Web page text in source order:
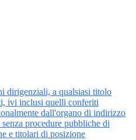
dirigenziali, a qualsiasi titolo
ivi inclusi quelli conferiti
dall'organo di indirizzo
procedure pubbliche di
e titolari di posizione